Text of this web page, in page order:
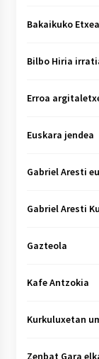
Bakaikuko Etxea
Bilbo Hiria
Erroa
Euskara jendea
Gabriel Aresti
Gabriel Aresti
Gazteola
Kafe Antzokia
Kurkuluxetan
Zenbat Gara